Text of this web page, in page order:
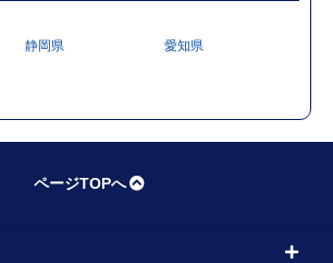
静岡県
愛知県
ページTOPへ